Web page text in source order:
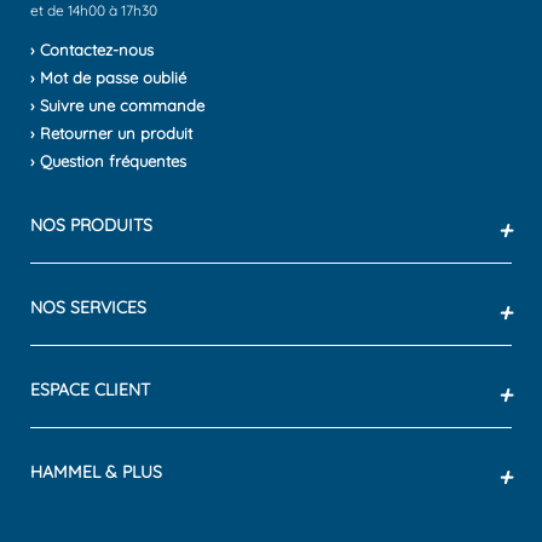
et de 14h00 à 17h30
› Contactez-nous
› Mot de passe oublié
› Suivre une commande
› Retourner un produit
› Question fréquentes
NOS PRODUITS +
NOS SERVICES +
ESPACE CLIENT +
HAMMEL & PLUS +